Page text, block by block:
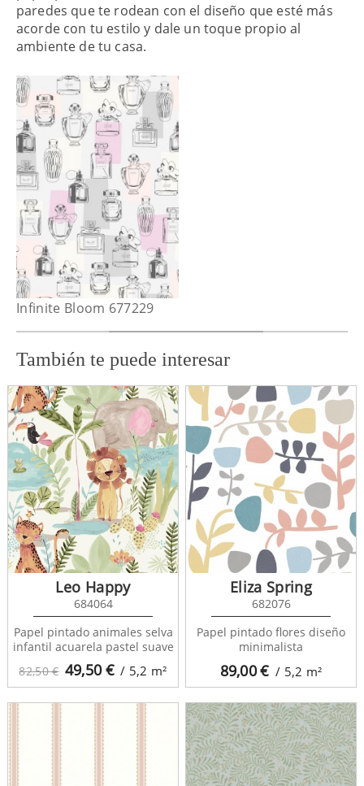
paredes que te rodean con el diseño que esté más
acorde con tu estilo y dale un toque propio al
ambiente de tu casa.
Infinite Bloom 677229
También te puede interesar
82,50 € 49,50€ / 5,2 m²
Leo Happy
684064
Papel pintado animales selva
infantil acuarela pastel suave
89,00€ / 5,2 m²
Eliza Spring
682076
Papel pintado flores diseño
minimalista